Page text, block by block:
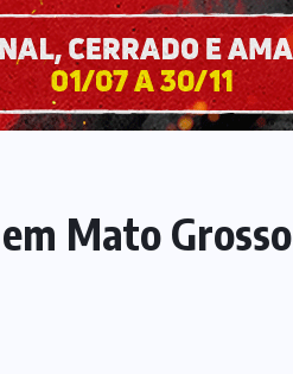
Mato Grosso